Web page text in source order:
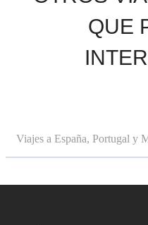
QUE
Viajes a España, Portugal y